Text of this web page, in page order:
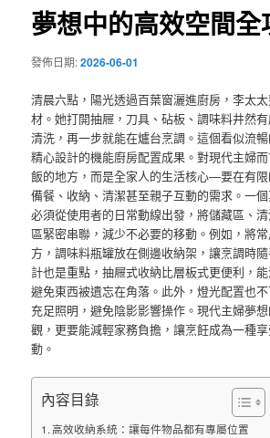
夢想中的高效空間全
發佈日期:2026-06-01
清晨六點，陽光透過百葉窗灑進廚房，李太
材。她打開抽屜，刀具、砧板、調味料井然
清洗，再一步就能在爐台烹調。這個看似流
精心設計的機能廚房配置成果。對現代主婦
飯的地方，而是全家人的生活核心—要在有
備餐、收納、清潔甚至親子互動的需求。一
必須從使用者的日常動線出發，將儲藏區、
區緊密串聯，減少不必要的移動。例如，將
方，調味料瓶罐放在側邊收納架，讓烹調時
計也是重點，抽屜式收納比層板式更便利，
避免東西被遺忘在角落。此外，燈光配置也
充足照明，避免陰影影響操作。現代主婦夢
觀，更要能減輕家務負擔，讓烹飪成為一種
動。
內容目錄
高效收納系統：讓每件物品都有專屬位置